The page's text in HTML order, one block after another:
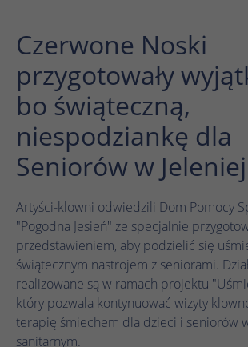
Czerwone Noski
przygotowały
bo świąteczną,
niespodziankę dla
Seniorów w
Artyści-klowni odwiedzili Dom Pomocy
"Pogodna Jesień" ze specjalnie
przedstawieniem, aby podzielić się
świątecznym nastrojem z seniorami.
realizowane są w ramach projektu
który pozwala kontynuować wizyty
terapię śmiechem dla dzieci i seniorów
sanitarnym.
Dostawca TYPO3
Czas
trwania
1 rok
Zamiar
Ten plik cookie służy do
ustawień plików cookie dla
internetowej.
Nazwa
Dostawca TYPO3
Czas
trwania
1 rok
Analityka
Nazwa _ga
Dostawca Google Analytics
Czas
1 rok 1 miesiąc 4 dni
Zamiar
Plik cookie _ga,
Analytics, oblicza dane
odwiedzających, sesji i
śledzi wykorzystanie
raportu analitycznego
przechowuje informacje
przypisuje losowo
Wyświetl informacje o plikach
Marketing
Dostawca Meta Pixel
Czas
trwania
3 miesiące
Zamiar
Facebook ustawia ten plik
przechowywania i
Wyświetl informacje o plikach